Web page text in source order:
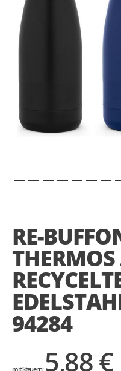
beginning
of
the
images
gallery
RE-
94284
5,88 €